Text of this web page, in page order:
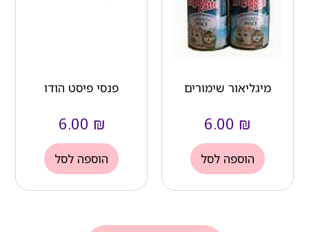
מיגליאור שימורים
₪
הוספה לסל
פנסי פיסט הודו
₪
הוספה לסל